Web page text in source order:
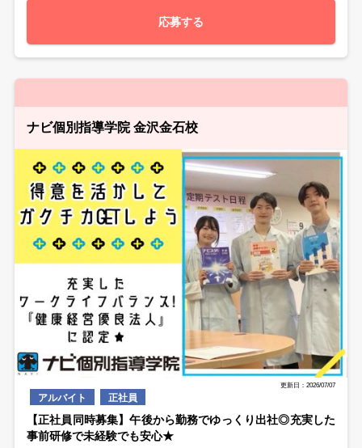
応募する
ナビ個別指導学院 金沢金石校
更新日：2026/07/07
アルバイト 正社員
【正社員同時募集】午後から勤務でゆっくり出社◎充実した
事前研修で未経験でも安心★